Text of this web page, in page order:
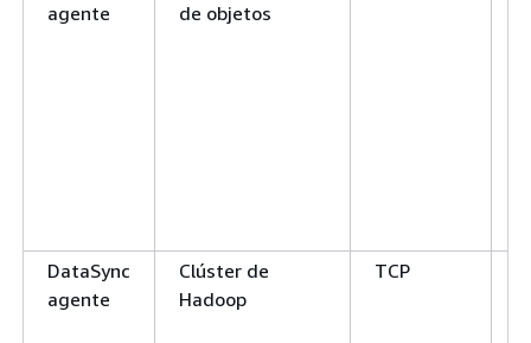
agente
de objetos
DataSync
agente
Clúster de
Hadoop
TCP